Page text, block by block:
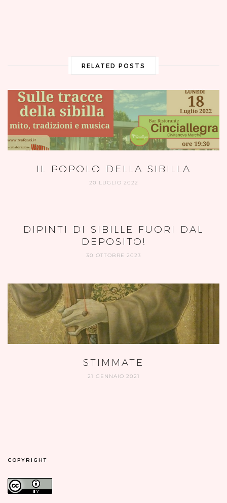
RELATED POSTS
IL POPOLO DELLA SIBILLA
20 LUGLIO 2022
DIPINTI DI SIBILLE FUORI DAL
DEPOSITO!
30 OTTOBRE 2023
STIMMATE
21 GENNAIO 2021
COPYRIGHT